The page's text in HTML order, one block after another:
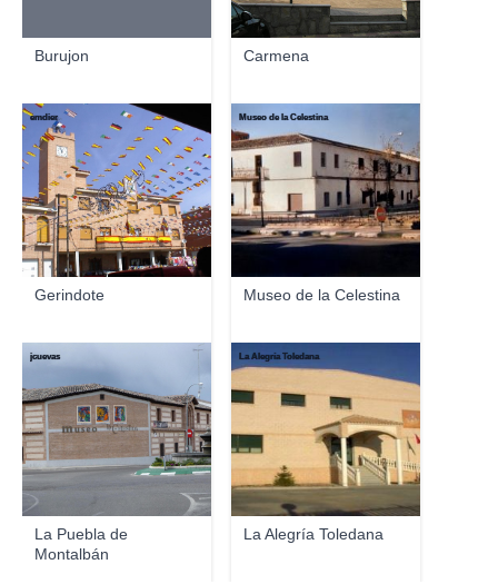
Burujon Carmena
Gerindote
emdier
Museo de la Celestina
Museo de la Celestina
La Puebla de
Montalbán
jcuevas
La Alegría Toledana
La Alegría Toledana